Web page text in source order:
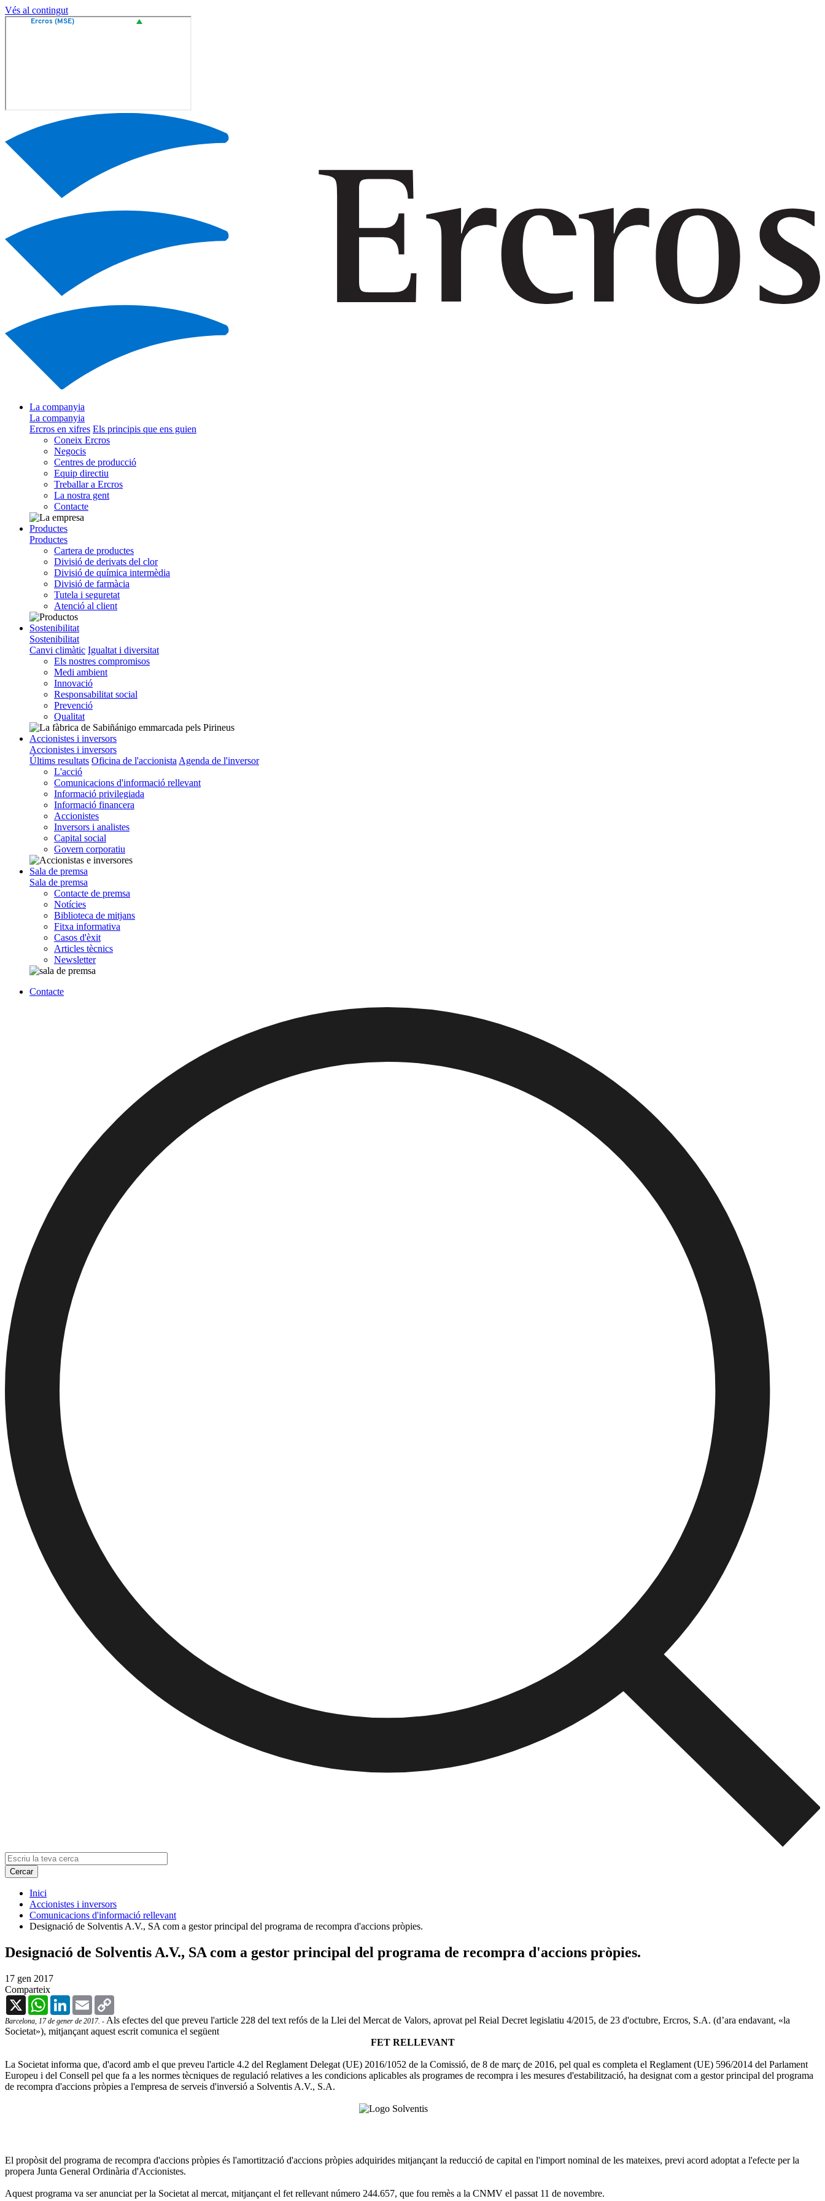
Vés al contingut
La companyia
La companyia
Ercros en xifres Els principis que ens guien
Coneix Ercros
Negocis
Centres de producció
Equip directiu
Treballar a Ercros
La nostra gent
Contacte
Productes
Productes
Cartera de productes
Divisió de derivats del clor
Divisió de química intermèdia
Divisió de farmàcia
Tutela i seguretat
Atenció al client
Sostenibilitat
Sostenibilitat
Canvi climàtic Igualtat i diversitat
Els nostres compromisos
Medi ambient
Innovació
Responsabilitat social
Prevenció
Qualitat
Accionistes i inversors
Accionistes i inversors
Últims resultats Oficina de l'accionista Agenda de l'inversor
L'acció
Comunicacions d'informació rellevant
Informació privilegiada
Informació financera
Accionistes
Inversors i analistes
Capital social
Govern corporatiu
Sala de premsa
Sala de premsa
Contacte de premsa
Notícies
Biblioteca de mitjans
Fitxa informativa
Casos d'èxit
Articles tècnics
Newsletter
Contacte
Inici
Accionistes i inversors
Comunicacions d'informació rellevant
Designació de Solventis A.V., SA com a gestor principal del programa de recompra d'accions pròpies.
Designació de Solventis A.V., SA com a gestor principal del programa de recompra d'accions pròpies.
17 gen 2017
Comparteix
X
WhatsAppLinkedInEmail
Barcelona, 17 de gener de 2017. - Als efectes del que preveu l'article 228 del text refós de la Llei del Mercat de Valors, aprovat pel Reial Decret legislatiu 4/2015, de 23 d'octubre, Ercros, S.A. (d’ara endavant, «la
Societat»), mitjançant aquest escrit comunica el següent
FET RELLEVANT
La Societat informa que, d'acord amb el que preveu l'article 4.2 del Reglament Delegat (UE) 2016/1052 de la Comissió, de 8 de març de 2016, pel qual es completa el Reglament (UE) 596/2014 del Parlament
Europeu i del Consell pel que fa a les normes tècniques de regulació relatives a les condicions aplicables als programes de recompra i les mesures d'estabilització, ha designat com a gestor principal del programa
de recompra d'accions pròpies a l'empresa de serveis d'inversió a Solventis A.V., S.A.
El propòsit del programa de recompra d'accions pròpies és l'amortització d'accions pròpies adquirides mitjançant la reducció de capital en l'import nominal de les mateixes, previ acord adoptat a l'efecte per la
propera Junta General Ordinària d'Accionistes.
Aquest programa va ser anunciat per la Societat al mercat, mitjançant el fet rellevant número 244.657, que fou remès a la CNMV el passat 11 de novembre.